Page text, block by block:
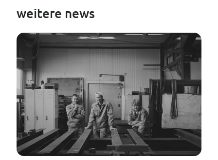
----
weitere news